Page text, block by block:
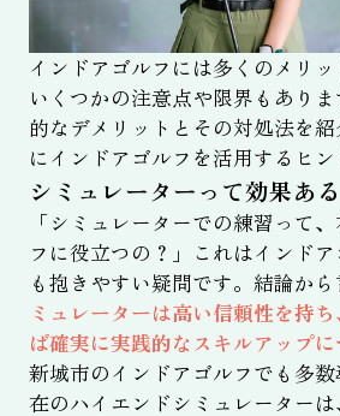
インドアゴルフには多くのメリッ
いくつかの注意点や限界もあり
的なデメリットとその対処法を
にインドアゴルフを活用するヒン
シミュレーターって効果あ
「シミュレーターでの練習って
フに役立つの？」これはインド
も抱きやすい疑問です。結論から
ミュレーターは高い信頼性を持
ば確実に実践的なスキルアップ
新城市のインドアゴルフでも多
在のハイエンドシミュレーターは